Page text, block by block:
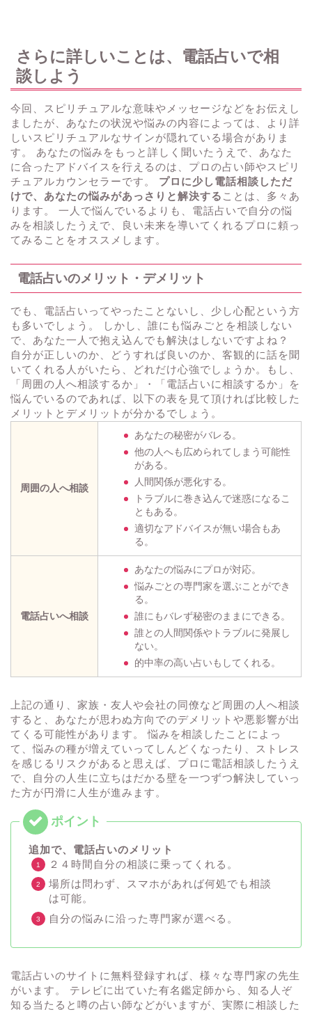
さらに詳しいことは、電話占いで相
談しよう
今回、スピリチュアルな意味やメッセージなどをお伝えし
ましたが、あなたの状況や悩みの内容によっては、より詳
しいスピリチュアルなサインが隠れている場合がありま
す。 あなたの悩みをもっと詳しく聞いたうえで、あなた
に合ったアドバイスを行えるのは、プロの占い師やスピリ
チュアルカウンセラーです。 プロに少し電話相談しただ
けで、あなたの悩みがあっさりと解決する ことは、多々あ
ります。 一人で悩んでいるよりも、電話占いで自分の悩
みを相談したうえで、良い未来を導いてくれるプロに頼っ
てみることをオススメします。
電話占いのメリット・デメリット
でも、電話占いってやったことないし、少し心配という方
も多いでしょう。 しかし、誰にも悩みごとを相談しない
で、あなた一人で抱え込んでも解決はしないですよね？
自分が正しいのか、どうすれば良いのか、客観的に話を聞
いてくれる人がいたら、どれだけ心強でしょうか。もし、
「周囲の人へ相談するか」・「電話占いに相談するか」を
悩んでいるのであれば、以下の表を見て頂ければ比較した
メリットとデメリットが分かるでしょう。
周囲の人へ相談
あなたの秘密がバレる。
他の人へも広められてしまう可能性
がある。
人間関係が悪化する。
トラブルに巻き込んで迷惑になるこ
ともある。
適切なアドバイスが無い場合もあ
る。
電話占いへ相談
あなたの悩みにプロが対応。
悩みごとの専門家を選ぶことができ
る。
誰にもバレず秘密のままにできる。
誰との人間関係やトラブルに発展し
ない。
的中率の高い占いもしてくれる。
上記の通り、家族・友人や会社の同僚など周囲の人へ相談
すると、あなたが思わぬ方向でのデメリットや悪影響が出
てくる可能性があります。 悩みを相談したことによっ
て、悩みの種が増えていってしんどくなったり、ストレス
を感じるリスクがあると思えば、プロに電話相談したうえ
で、自分の人生に立ちはだかる壁を一つずつ解決していっ
た方が円滑に人生が進みます。
追加で、電話占いのメリット
２４時間自分の相談に乗ってくれる。
場所は問わず、スマホがあれば何処でも相談
は可能。
自分の悩みに沿った専門家が選べる。
電話占いのサイトに無料登録すれば、様々な専門家の先生
がいます。 テレビに出ていた有名鑑定師から、知る人ぞ
知る当たると噂の占い師などがいますが、実際に相談した